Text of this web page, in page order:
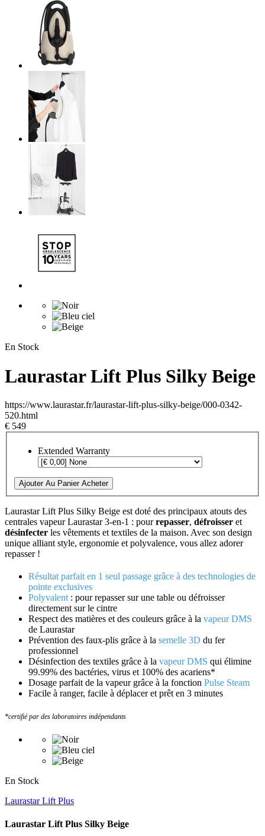
En Stock
Laurastar Lift Plus Silky Beige
https://www.laurastar.fr/laurastar-lift-plus-silky-beige/000-0342-
520.html
€ 549
Extended Warranty
Ajouter Au Panier Acheter
Laurastar Lift Plus Silky Beige est doté des principaux atouts des
centrales vapeur Laurastar 3-en-1 : pourrepasser, défroisser et
désinfecter les vêtements et textiles de la maison. Avec son design
unique alliant style, ergonomie et polyvalence, vous allez adorer
repasser !
Résultat parfait en 1 seul passage grâce à des technologies de
pointe exclusives
Polyvalent : pour repasser sur une table ou défroisser
directement sur le cintre
Respect des matières et des couleurs grâce à la vapeur DMS
de Laurastar
Prévention des faux-plis grâce à la semelle 3D du fer
professionnel
Désinfection des textiles grâce à la vapeur DMS qui élimine
99.99% des bactéries, virus et 100% des acariens*
Dosage parfait de la vapeur grâce à la fonction Pulse Steam
Facile à ranger, facile à déplacer et prêt en 3 minutes
*certifié par des laboratoires indépendants
En Stock
Laurastar Lift Plus
Laurastar Lift Plus Silky Beige